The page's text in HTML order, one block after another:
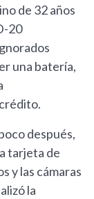
de 32 años
20
una batería,
después,
tarjeta de
y las cámaras
la